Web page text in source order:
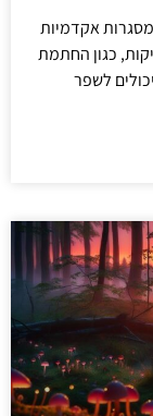
אקדמיות
כגון החתמת
לשפר